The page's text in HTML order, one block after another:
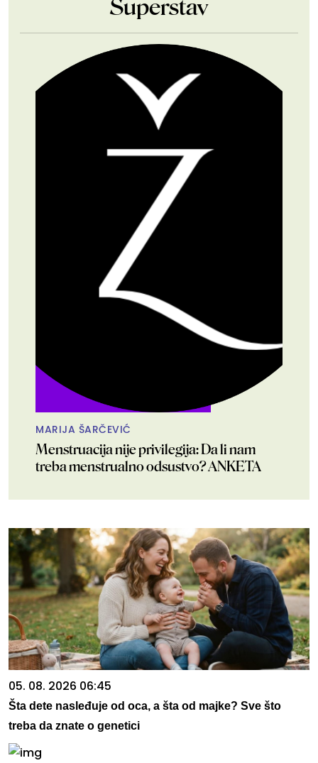
Superstav
MARIJA ŠARČEVIĆ
Menstruacija nije privilegija: Da li nam
treba menstrualno odsustvo? ANKETA
05. 08. 2026 06:45
Šta dete nasleđuje od oca, a šta od majke? Sve što
treba da znate o genetici